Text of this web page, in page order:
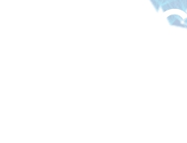
João